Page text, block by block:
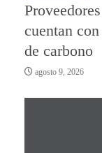
cuentan
de carbono
agosto 9, 2026